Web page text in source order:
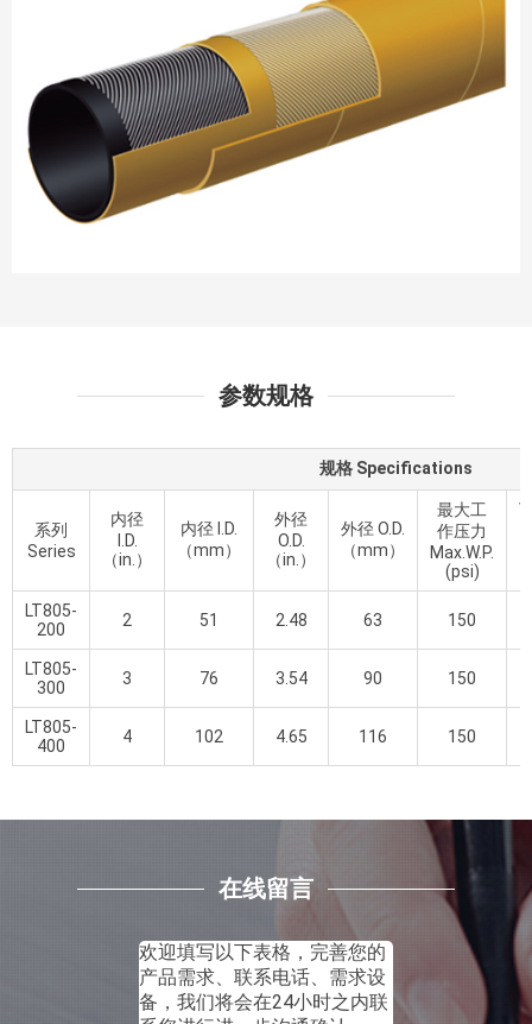
参数规格
规格 Specifications
系列
Series
内径
I.D.
（in.）
内径 I.D.
（mm）
外径
O.D.
（in.）
外径 O.D.
（mm）
最大工
作压力
Max.W.P.
(psi)
LT805-
200
2 51 2.48 63 150
LT805-
300
3 76 3.54 90 150
LT805-
400
4 102 4.65 116 150
在线留言
欢迎填写以下表格，完善您的
产品需求、联系电话、需求设
备，我们将会在24小时之内联